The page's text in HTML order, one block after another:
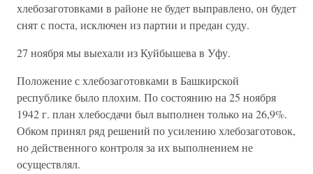
хлебозаготовками в районе не будет выправлено, он будет
снят с поста, исключен из партии и предан суду.
27 ноября мы выехали из Куйбышева в Уфу.
Положение с хлебозаготовками в Башкирской
республике было плохим. По состоянию на 25 ноября
1942 г. план хлебосдачи был выполнен только на 26,9%.
Обком принял ряд решений по усилению хлебозаготовок,
но действенного контроля за их выполнением не
осуществлял.